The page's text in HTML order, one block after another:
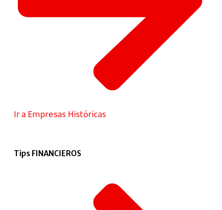
Ir a Empresas Históricas
Tips FINANCIEROS